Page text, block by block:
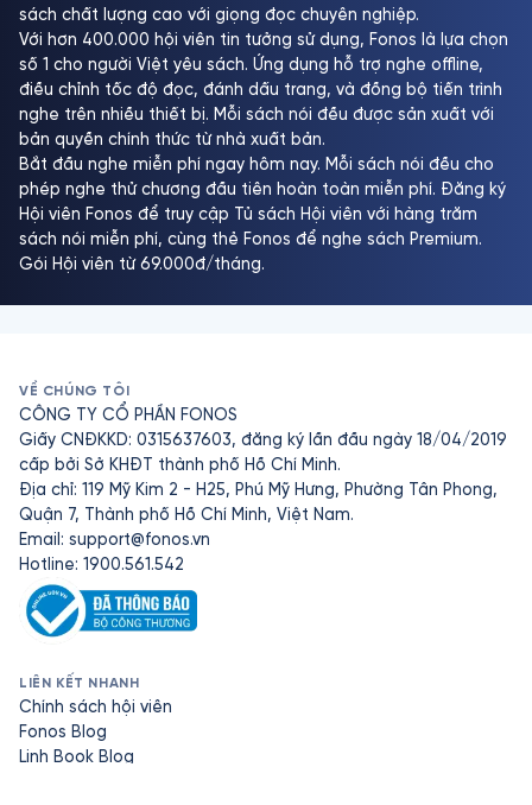
sách chất lượng cao với giọng đọc chuyên nghiệp.
Với hơn 400.000 hội viên tin tưởng sử dụng, Fonos là lựa chọn
số 1 cho người Việt yêu sách. Ứng dụng hỗ trợ nghe offline,
điều chỉnh tốc độ đọc, đánh dấu trang, và đồng bộ tiến trình
nghe trên nhiều thiết bị. Mỗi sách nói đều được sản xuất với
bản quyền chính thức từ nhà xuất bản.
Bắt đầu nghe miễn phí ngay hôm nay. Mỗi sách nói đều cho
phép nghe thử chương đầu tiên hoàn toàn miễn phí. Đăng ký
Hội viên Fonos để truy cập Tủ sách Hội viên với hàng trăm
sách nói miễn phí, cùng thẻ Fonos để nghe sách Premium.
Gói Hội viên từ 69.000đ/tháng.
VỀ CHÚNG TÔI
CÔNG TY CỔ PHẦN FONOS
Giấy CNĐKKD: 0315637603, đăng ký lần đầu ngày 18/04/2019
cấp bởi Sở KHĐT thành phố Hồ Chí Minh.
Địa chỉ: 119 Mỹ Kim 2 - H25, Phú Mỹ Hưng, Phường Tân Phong,
Quận 7, Thành phố Hồ Chí Minh, Việt Nam.
Email: support@fonos.vn
Hotline: 1900.561.542
LIÊN KẾT NHANH
Chính sách hội viên
Fonos Blog
Linh Book Blog